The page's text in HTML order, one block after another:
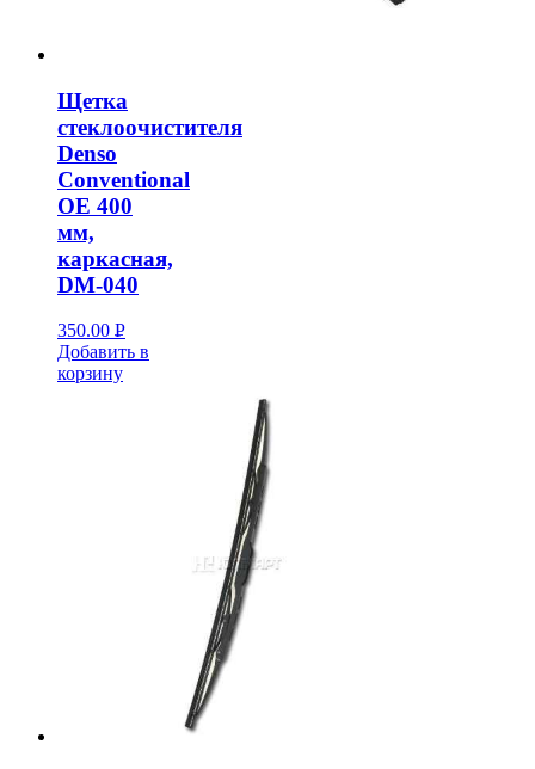
Щетка
стеклоочистителя
Denso
Conventional
OE 400
мм,
каркасная,
DM-040
350.00 Р
УБ.
Добавить в
корзину